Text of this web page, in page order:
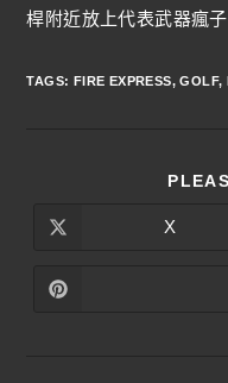
桿附近放上代表武器瘋
TAGS: FIRE EXPRESS, GOLF,
X